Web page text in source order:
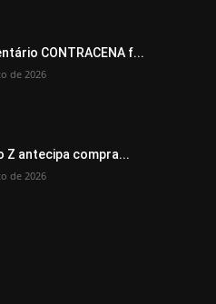
CONTRACENA f...
de 2026
Z antecipa compra...
de 2026